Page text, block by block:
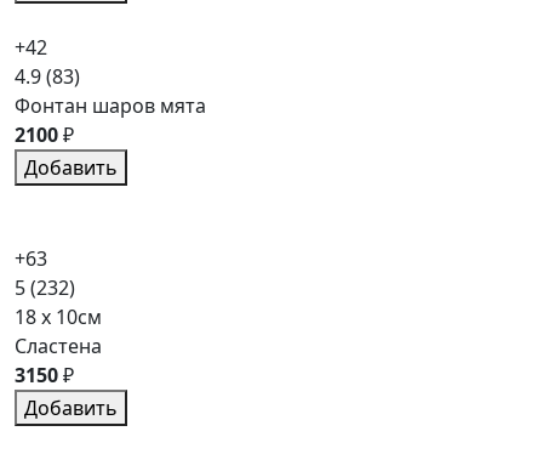
+42
4.9(83)
Фонтан шаров мята
2100₽
Добавить
+63
5(232)
18 x 10см
Сластена
3150₽
Добавить